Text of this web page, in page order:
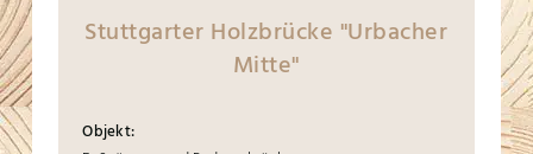
Stuttgarter Holzbrücke "Urbacher
Mitte"
Objekt: